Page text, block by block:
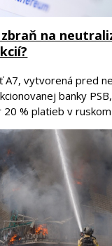
na
A7, vytvorená pred
banky
% platieb v